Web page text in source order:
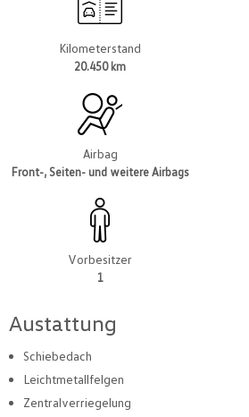
Kilometerstand
20.450 km
Airbag
Front-, Seiten- und weitere Airbags
Vorbesitzer
1
Austattung
Schiebedach
Leichtmetallfelgen
Zentralverriegelung